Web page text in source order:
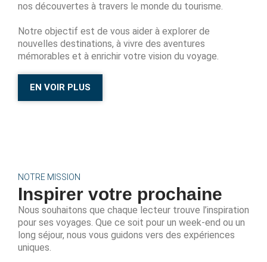
nos découvertes à travers le monde du tourisme.
Notre objectif est de vous aider à explorer de
nouvelles destinations, à vivre des aventures
mémorables et à enrichir votre vision du voyage.
EN VOIR PLUS
NOTRE MISSION
Inspirer votre prochaine
Nous souhaitons que chaque lecteur trouve l’inspiration
pour ses voyages. Que ce soit pour un week-end ou un
long séjour, nous vous guidons vers des expériences
uniques.